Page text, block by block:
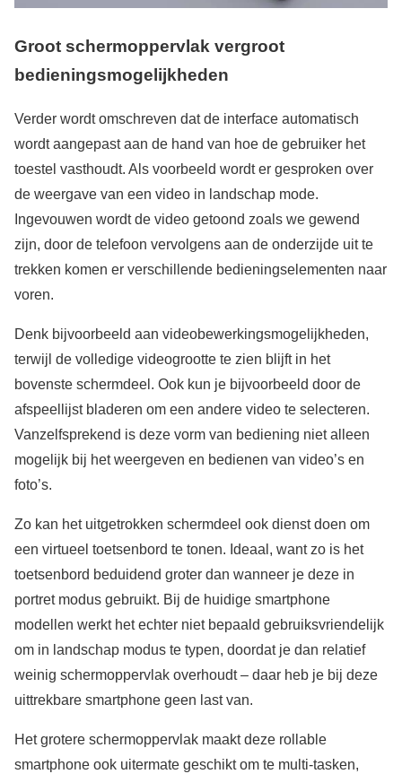
Groot schermoppervlak vergroot
bedieningsmogelijkheden
Verder wordt omschreven dat de interface automatisch
wordt aangepast aan de hand van hoe de gebruiker het
toestel vasthoudt. Als voorbeeld wordt er gesproken over
de weergave van een video in landschap mode.
Ingevouwen wordt de video getoond zoals we gewend
zijn, door de telefoon vervolgens aan de onderzijde uit te
trekken komen er verschillende bedieningselementen naar
voren.
Denk bijvoorbeeld aan videobewerkingsmogelijkheden,
terwijl de volledige videogrootte te zien blijft in het
bovenste schermdeel. Ook kun je bijvoorbeeld door de
afspeellijst bladeren om een andere video te selecteren.
Vanzelfsprekend is deze vorm van bediening niet alleen
mogelijk bij het weergeven en bedienen van video’s en
foto’s.
Zo kan het uitgetrokken schermdeel ook dienst doen om
een virtueel toetsenbord te tonen. Ideaal, want zo is het
toetsenbord beduidend groter dan wanneer je deze in
portret modus gebruikt. Bij de huidige smartphone
modellen werkt het echter niet bepaald gebruiksvriendelijk
om in landschap modus te typen, doordat je dan relatief
weinig schermoppervlak overhoudt – daar heb je bij deze
uittrekbare smartphone geen last van.
Het grotere schermoppervlak maakt deze rollable
smartphone ook uitermate geschikt om te multi-tasken,